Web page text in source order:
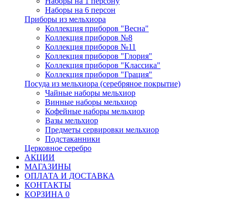
Наборы на 6 персон
Приборы из мельхиора
Коллекция приборов "Весна"
Коллекция приборов №8
Коллекция приборов №11
Коллекция приборов "Глория"
Коллекция приборов "Классика"
Коллекция приборов "Грация"
Посуда из мельхиора (серебряное покрытие)
Чайные наборы мельхиор
Винные наборы мельхиор
Кофейные наборы мельхиор
Вазы мельхиор
Предметы сервировки мельхиор
Подстаканники
Церковное серебро
АКЦИИ
МАГАЗИНЫ
ОПЛАТА И ДОСТАВКА
КОНТАКТЫ
КОРЗИНА 0